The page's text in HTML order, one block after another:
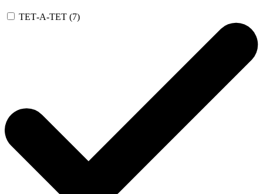
ТЕТ-А-ТЕТ (7)